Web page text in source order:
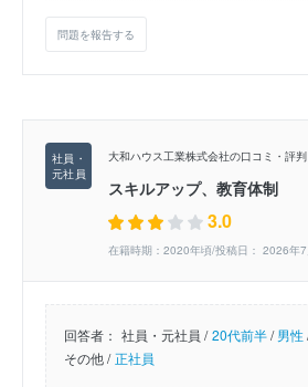
問題を報告する
大和ハウス工業株式会社の口コミ・評判
スキルアップ、教育体制
3.0
在籍時期：2020年頃/投稿日： 2026年
回答者： 社員・元社員 / 20代前半/男性
その他 / 正社員